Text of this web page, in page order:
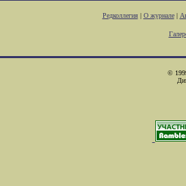
Редколлегия| О журнале|
©